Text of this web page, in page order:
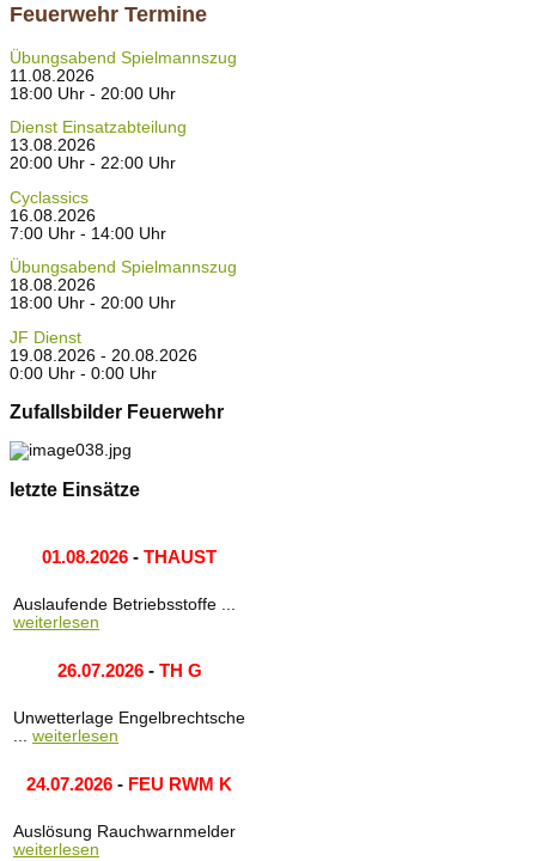
Feuerwehr Termine
Übungsabend Spielmannszug
11.08.2026
18:00 Uhr - 20:00 Uhr
Dienst Einsatzabteilung
13.08.2026
20:00 Uhr - 22:00 Uhr
Cyclassics
16.08.2026
7:00 Uhr - 14:00 Uhr
Übungsabend Spielmannszug
18.08.2026
18:00 Uhr - 20:00 Uhr
JF Dienst
19.08.2026 - 20.08.2026
0:00 Uhr - 0:00 Uhr
Zufallsbilder Feuerwehr
letzte Einsätze
01.08.2026 - THAUST
Auslaufende Betriebsstoffe ...
weiterlesen
26.07.2026- TH G
Unwetterlage Engelbrechtsche
... weiterlesen
24.07.2026 - FEU RWM K
Auslösung Rauchwarnmelder
weiterlesen